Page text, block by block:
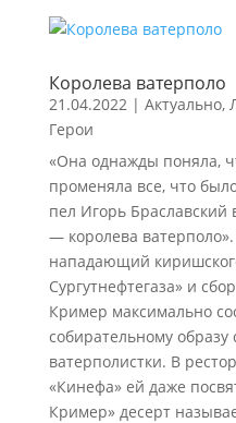
Королева ватерполо
21.04.2022| Актуально,
Герои
«Она однажды поняла,
променяла все, что
пел Игорь Браславский
— королева
нападающий
Сургутнефтегаза» и
Кример максимально
собирательному
ватерполистки. В
«Кинефа» ей даже
Кример» десерт